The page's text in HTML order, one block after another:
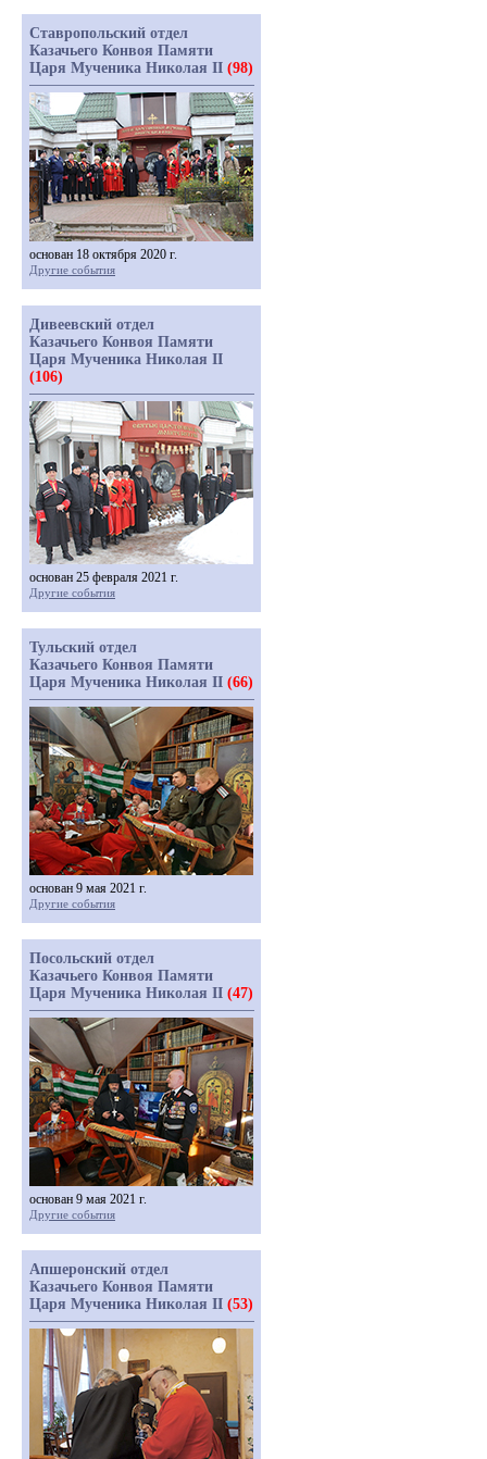
Ставропольский отдел
Казачьего Конвоя Памяти
Царя Мученика Николая II (98)
основан 18 октября 2020 г.
Другие события
Дивеевский отдел
Казачьего Конвоя Памяти
Царя Мученика Николая II
(106)
основан 25 февраля 2021 г.
Другие события
Тульский отдел
Казачьего Конвоя Памяти
Царя Мученика Николая II (66)
основан 9 мая 2021 г.
Другие события
Посольский отдел
Казачьего Конвоя Памяти
Царя Мученика Николая II (47)
основан 9 мая 2021 г.
Другие события
Апшеронский отдел
Казачьего Конвоя Памяти
Царя Мученика Николая II (53)